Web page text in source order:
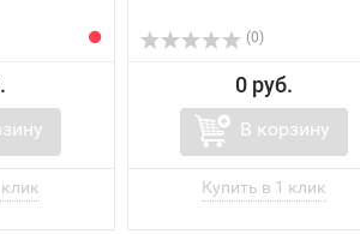
(0)
0 руб.
В корзину